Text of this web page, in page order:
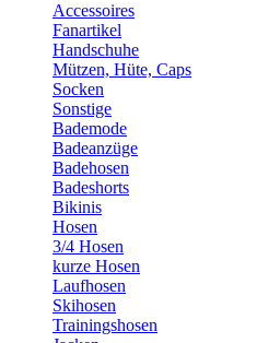
Accessoires
Fanartikel
Handschuhe
Mützen, Hüte, Caps
Socken
Sonstige
Bademode
Badeanzüge
Badehosen
Badeshorts
Bikinis
Hosen
3/4 Hosen
kurze Hosen
Laufhosen
Skihosen
Trainingshosen